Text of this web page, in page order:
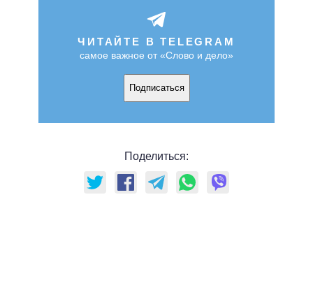
ЧИТАЙТЕ В TELEGRAM
самое важное от «Слово и дело»
Подписаться
Поделиться: